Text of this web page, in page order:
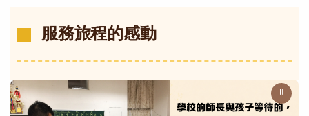
服務旅程的感動
⏸